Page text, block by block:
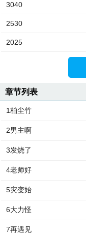
3040
2530
2025
章节列表
1柏尘竹
2男主啊
3发烧了
4老师好
5灾变始
6大力怪
7再遇见